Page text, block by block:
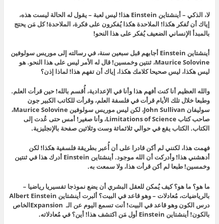
لا، الذكي – أينشتاين Einstein هذا! ليس لعبة – يقول له الحالة ليست هذه،
إياك أن تُفكر هكذا! الملاحدة هكذا يُفكرون على فكرة، الملاحدة! كل مَن يحتج
بالمبدأ الإنساني الضعيف يُفكر على هذا النحو!
أينشتاين Einstein أجابهم قبل سبعين سنة، في رسالته إلى موريس سولوفين
Maurice Solovine، ثنتين وخمسين! قال له الأمر ليس على هذا النحو. هو
ليس هكذا، ليس صحيحا كلامك هكذا، إياك أن تفهم هذا! لماذا إذن؟
والله العظيم أنا كنت أفهم هذا وأنا في الإعدادية، أُقسم بالله! حين قرأت العلم.
وطبعا خلال تلك الأيام قرأت في فلسفة العلم، وقرأت للكاتب الكبير جون
سوليفان John Sullivan، لكن ليس موريس سولوفين Maurice Solovine،
صاحب كتاب Limitations of Science، وأنا صغير! أمس حتى عُدت إلى
الكتاب. الكتاب يقع في حوالي ثلاثمائة وست وثلاثين صفحة بالإنجليزية.
فهمت هذا، لكنني لم أكن قادرا على أن أُعبر بطريقة فلسفية هكذا! لكن
أدهشني هذا! وأدركت أن الله موجود. أينشتاين Einstein أدرك هذا في ثنتين
وخمسين! طبعا لم أكن قرأت هذا، ولا سمعت به.
ما هو؟ ما هو؟ كيف يُمكن للعقل البشري أن يضع نموذجا تفسيريا رياضيا –
بالرياضيات، مُعادلات – وهو قاعد في البيت؟ ألبرت أينشتاين Albert Einstein
درس الكون وهو قاعد في البيت! أنت تسمع اليوم عن الـ Expansionالخاص
بالكون! أينشتاين Einstein أول مَن اكتشف هذا! أين؟ في مُعادلاته.